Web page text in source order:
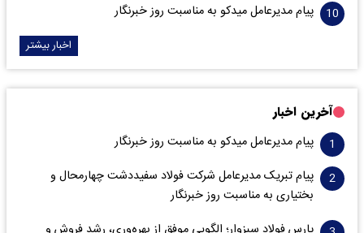
پیام مدیرعامل میدکو به مناسبت روز خبرنگار
اخبار بیشتر
آخرین اخبار
پیام مدیرعامل میدکو به مناسبت روز خبرنگار
پیام تبریک مدیرعامل شرکت فولاد سفیددشت چهارمحال و
بختیاری به مناسبت روز خبرنگار